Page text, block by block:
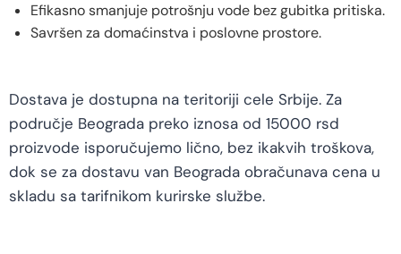
Efikasno smanjuje potrošnju vode bez gubitka pritiska.
Savršen za domaćinstva i poslovne prostore.
Dostava je dostupna na teritoriji cele Srbije. Za
područje Beograda preko iznosa od 15000 rsd
proizvode isporučujemo lično, bez ikakvih troškova,
dok se za dostavu van Beograda obračunava cena u
skladu sa tarifnikom kurirske službe.